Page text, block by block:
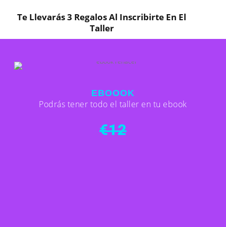
Te Llevarás 3 Regalos Al Inscribirte En El
Taller
EBOOOK
Podrás tener todo el taller en tu ebook
€12